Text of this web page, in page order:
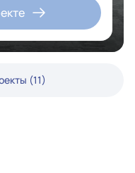
(11)